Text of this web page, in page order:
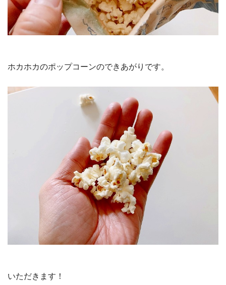
ホカホカのポップコーンのできあがりです。
いただきます！